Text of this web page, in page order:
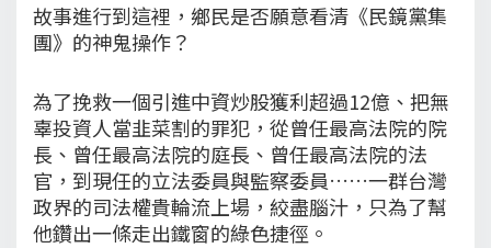
故事進行到這裡，鄉民是否願意看清《民鏡黨集
團》的神鬼操作？
為了挽救一個引進中資炒股獲利超過12億、把無
辜投資人當韭菜割的罪犯，從曾任最高法院的院
長、曾任最高法院的庭長、曾任最高法院的法
官，到現任的立法委員與監察委員……一群台灣
政界的司法權貴輪流上場，絞盡腦汁，只為了幫
他鑽出一條走出鐵窗的綠色捷徑。